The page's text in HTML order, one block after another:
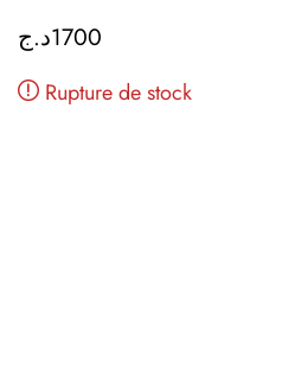
1700د.ج
Rupture de stock